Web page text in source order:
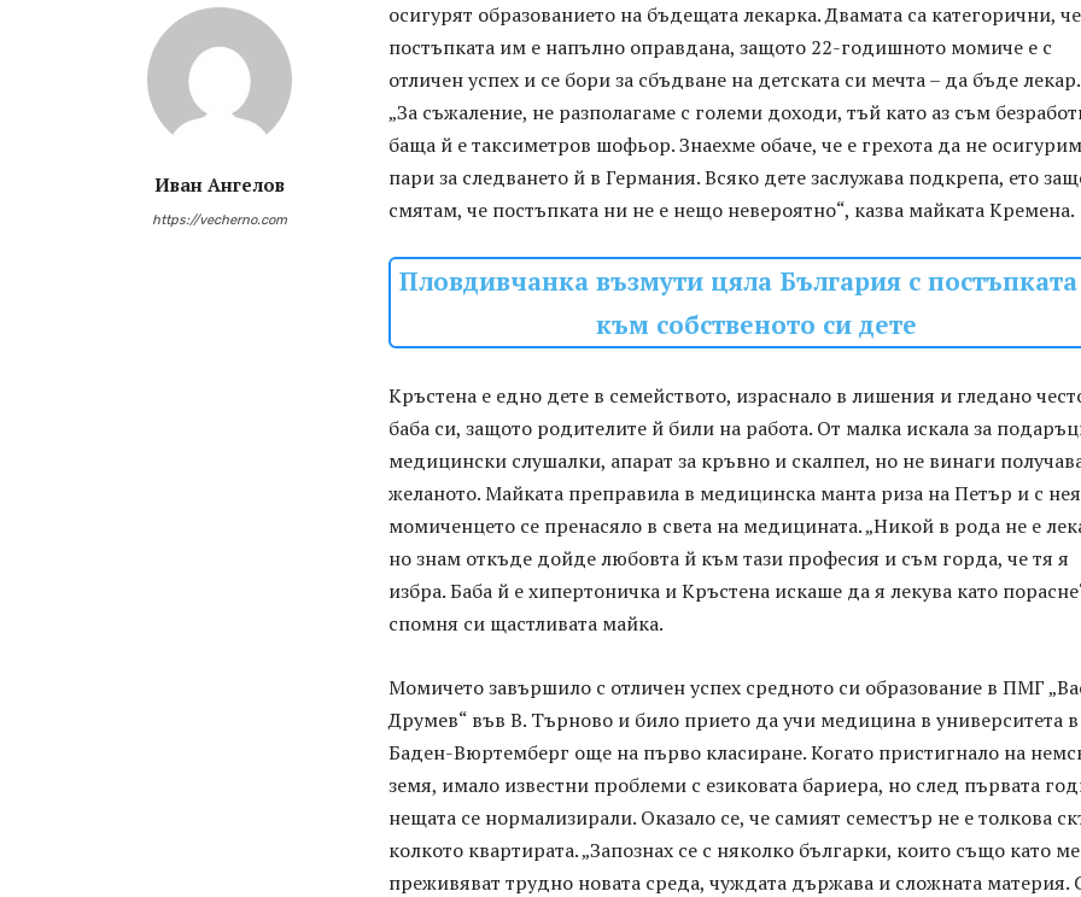
Иван Ангелов
https://vecherno.com
осигурят образованието на бъдещата лекарка. Двамата са категорични, че
постъпката им е напълно оправдана, защото 22-годишното момиче е с
отличен успех и се бори за сбъдване на детската си мечта – да бъде лекар.
„За съжаление, не разполагаме с големи доходи, тъй като аз съм
баща й е таксиметров шофьор. Знаехме обаче, че е грехота да не осигурим
пари за следването й в Германия. Всяко дете заслужава подкрепа, ето
смятам, че постъпката ни не е нещо невероятно“, казва майката Кремена.
Пловдивчанка възмути цяла България с
към собственото си дете
Кръстена е едно дете в семейството, израснало в лишения и гледано
баба си, защото родителите й били на работа. От малка искала за
медицински слушалки, апарат за кръвно и скалпел, но не винаги
желаното. Майката преправила в медицинска манта риза на Петър и с нея
момиченцето се пренасяло в света на медицината. „Никой в рода не е
но знам откъде дойде любовта й към тази професия и съм горда, че тя я
избра. Баба й е хипертоничка и Кръстена искаше да я лекува като
спомня си щастливата майка.
Момичето завършило с отличен успех средното си образование в ПМГ
Друмев“ във В. Търново и било прието да учи медицина в университета в
Баден-Вюртемберг още на първо класиране. Когато пристигнало на
земя, имало известни проблеми с езиковата бариера, но след първата
нещата се нормализирали. Оказало се, че самият семестър не е толкова
колкото квартирата. „Запознах се с няколко българки, които също като
преживяват трудно новата среда, чуждата държава и сложната материя.